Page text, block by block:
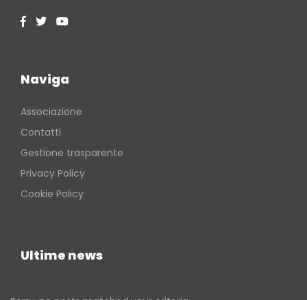
Naviga
Associazione
Contatti
Gestione trasparente
Privacy Policy
Cookie Policy
Ultime news